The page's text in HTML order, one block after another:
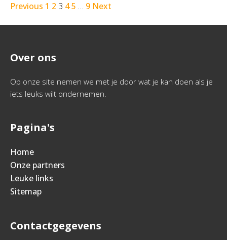
Previous 1 2 3 45 … 9 Next
Over ons
Op onze site nemen we met je door wat je kan doen als je
iets leuks wilt ondernemen.
Pagina's
Home
Onze partners
Leuke links
Sitemap
Contactgegevens